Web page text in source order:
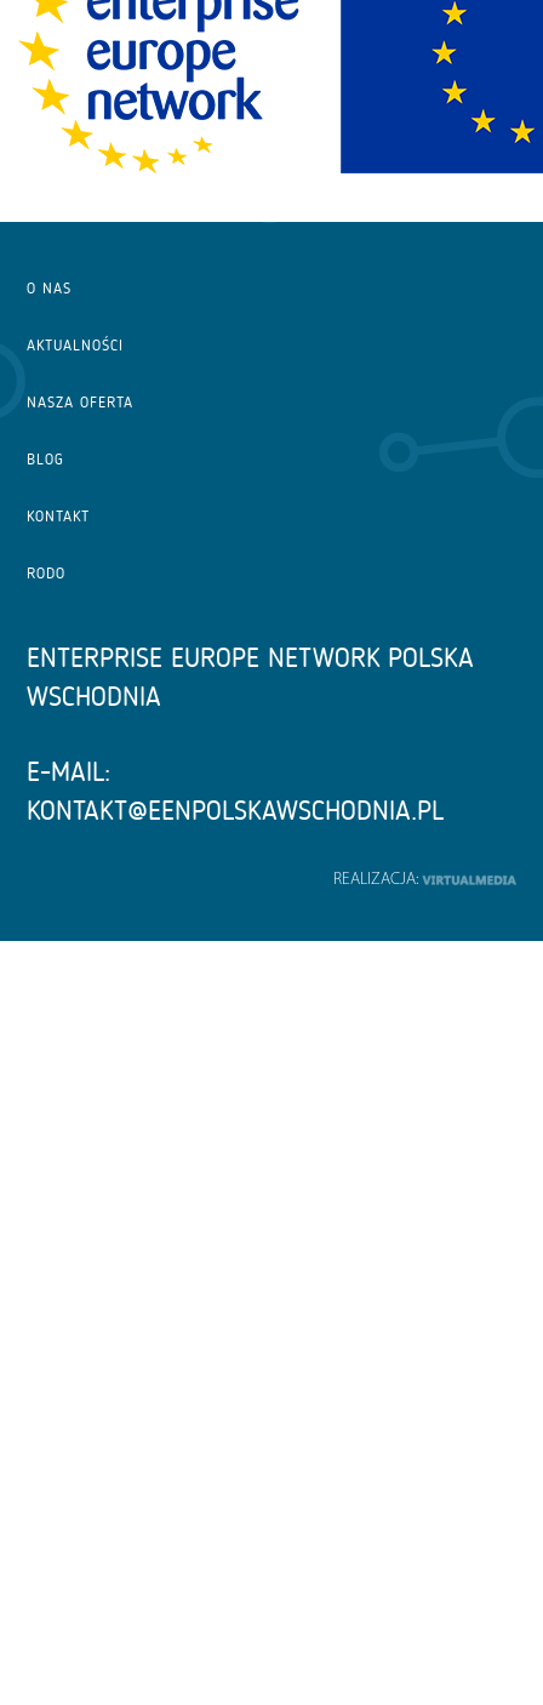
O NAS
AKTUALNOŚCI
NASZA OFERTA
BLOG
KONTAKT
RODO
ENTERPRISE EUROPE NETWORK POLSKA
WSCHODNIA
E-MAIL:
KONTAKT@EENPOLSKAWSCHODNIA.PL
REALIZACJA: